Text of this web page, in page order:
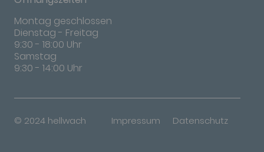
Montag geschlossen
Dienstag - Freitag
9:30 - 18:00 Uhr
Samstag
9:30 - 14:00 Uhr
© 2024 hellwach Impressum Datenschutz